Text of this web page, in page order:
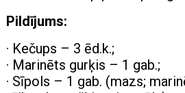
Pildījums:
· Kečups – 3 ēd.k.;
· Marinēts gurķis – 1 gab.;
· Sīpols – 1 gab. (mazs;